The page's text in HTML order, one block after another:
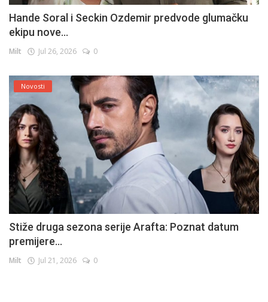
Hande Soral i Seckin Ozdemir predvode glumačku
ekipu nove...
Milt Jul 26, 2026 0
Novosti
Stiže druga sezona serije Arafta: Poznat datum
premijere...
Milt Jul 21, 2026 0